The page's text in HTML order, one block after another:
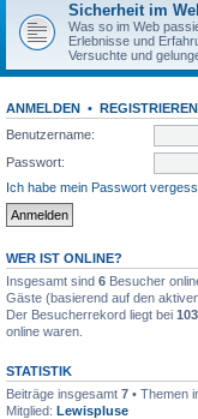
Sicherheit im
Was so im Web
Erlebnisse und
Versuchte und
ANMELDEN • REGISTRIEREN
Benutzername:
Passwort:
Ich habe mein Passwort
WER IST ONLINE?
Insgesamt sind 6 Besucher
Gäste (basierend auf den
Der Besucherrekord liegt bei
online waren.
STATISTIK
Beiträge insgesamt 7 • Themen
Mitglied: Lewispluse